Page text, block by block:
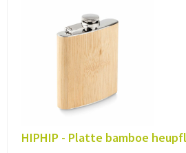
HIPHIP - Platte bamboe